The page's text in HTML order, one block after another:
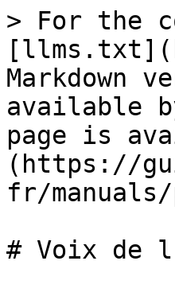
> For the
Markdown
available
page is
(https://
fr/
# Voix de